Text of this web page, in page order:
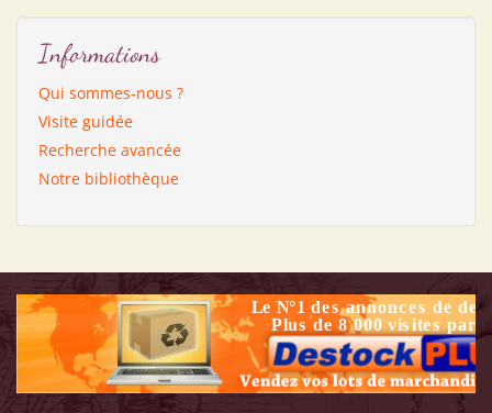
Informations
Qui sommes-nous ?
Visite guidée
Recherche avancée
Notre bibliothèque